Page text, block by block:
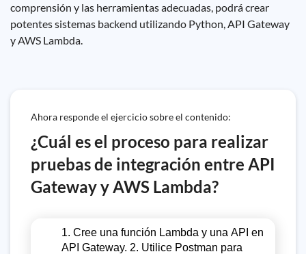
comprensión y las herramientas adecuadas, podrá crear
potentes sistemas backend utilizando Python, API Gateway
y AWS Lambda.
Ahora responde el ejercicio sobre el contenido:
¿Cuál es el proceso para realizar
pruebas de integración entre API
Gateway y AWS Lambda?
1. Cree una función Lambda y una API en
API Gateway. 2. Utilice Postman para